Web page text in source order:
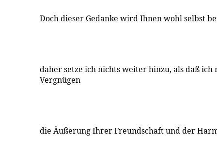
Doch dieser Gedanke wird Ihnen wohl selbst
daher setze ich nichts weiter hinzu, als daß ich
Vergnügen
die Äußerung Ihrer Freundschaft und der